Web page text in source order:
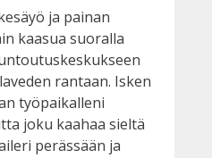
ja painan
kaasua suoralla
rantaan. Isken
työpaikalleni
joku kaahaa sieltä
perässään ja